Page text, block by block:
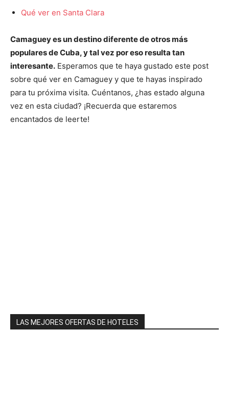
Qué ver en Santa Clara
Camaguey es un destino diferente de otros más
populares de Cuba, y tal vez por eso resulta tan
interesante. Esperamos que te haya gustado este post
sobre qué ver en Camaguey y que te hayas inspirado
para tu próxima visita. Cuéntanos, ¿has estado alguna
vez en esta ciudad? ¡Recuerda que estaremos
encantados de leerte!
LAS MEJORES OFERTAS DE HOTELES